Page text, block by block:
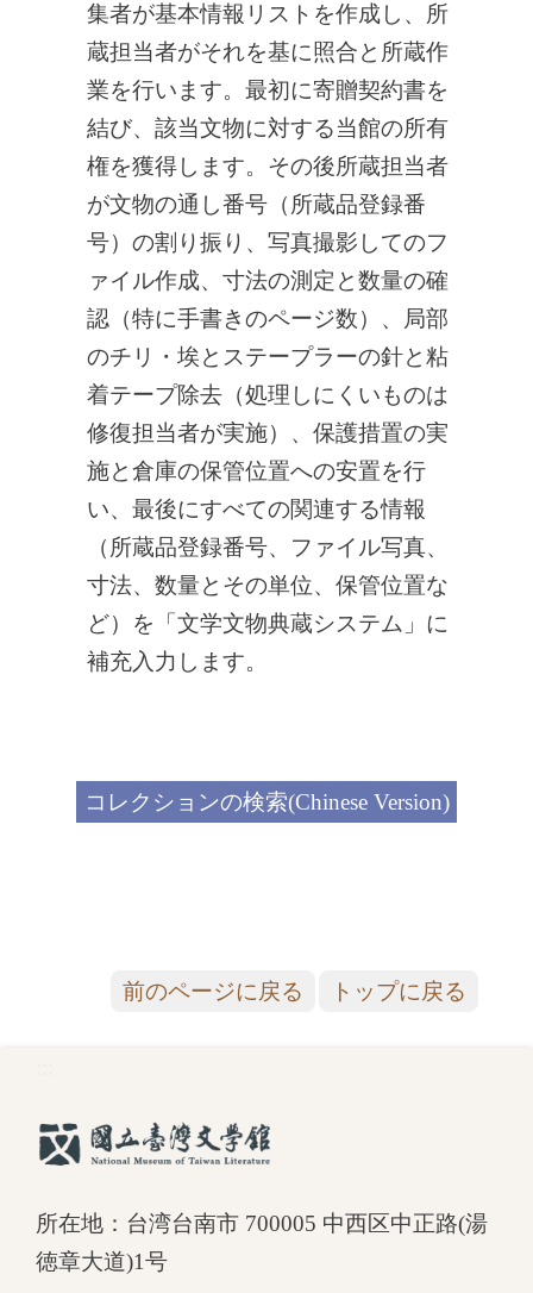
集者が基本情報リストを作成し、所
蔵担当者がそれを基に照合と所蔵作
業を行います。最初に寄贈契約書を
結び、該当文物に対する当館の所有
権を獲得します。その後所蔵担当者
が文物の通し番号（所蔵品登録番
号）の割り振り、写真撮影してのフ
ァイル作成、寸法の測定と数量の確
認（特に手書きのページ数）、局部
のチリ・埃とステープラーの針と粘
着テープ除去（処理しにくいものは
修復担当者が実施）、保護措置の実
施と倉庫の保管位置への安置を行
い、最後にすべての関連する情報
（所蔵品登録番号、ファイル写真、
寸法、数量とその単位、保管位置な
ど）を「文学文物典蔵システム」に
補充入力します。
コレクションの検索(Chinese Version)
前のページに戻る トップに戻る
所在地：台湾台南市 700005 中西区中正路(湯
徳章大道)1号